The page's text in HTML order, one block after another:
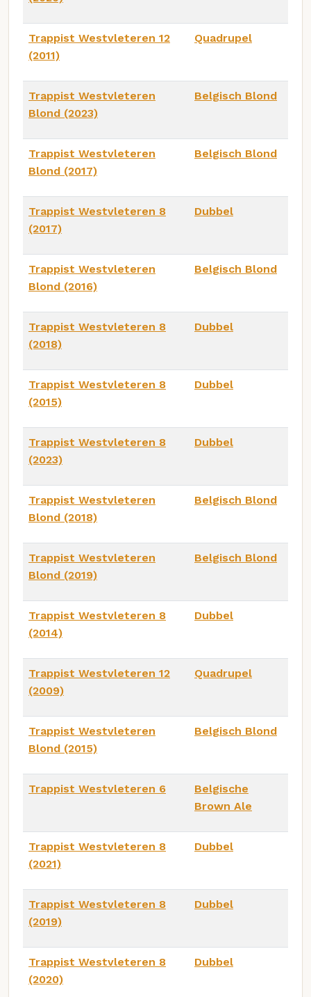
Trappist Westvleteren 12
(2011)
Quadrupel
Trappist Westvleteren
Blond (2023)
Belgisch Blond
Trappist Westvleteren
Blond (2017)
Belgisch Blond
Trappist Westvleteren 8
(2017)
Dubbel
Trappist Westvleteren
Blond (2016)
Belgisch Blond
Trappist Westvleteren 8
(2018)
Dubbel
Trappist Westvleteren 8
(2015)
Dubbel
Trappist Westvleteren 8
(2023)
Dubbel
Trappist Westvleteren
Blond (2018)
Belgisch Blond
Trappist Westvleteren
Blond (2019)
Belgisch Blond
Trappist Westvleteren 8
(2014)
Dubbel
Trappist Westvleteren 12
(2009)
Quadrupel
Trappist Westvleteren
Blond (2015)
Belgisch Blond
Trappist Westvleteren 6
Belgische
Brown Ale
Trappist Westvleteren 8
(2021)
Dubbel
Trappist Westvleteren 8
(2019)
Dubbel
Trappist Westvleteren 8
(2020)
Dubbel